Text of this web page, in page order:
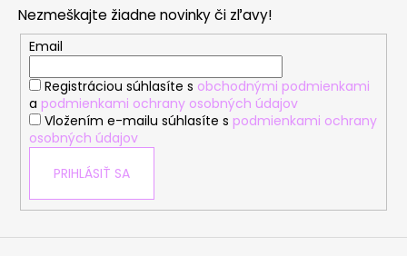
Nezmeškajte žiadne novinky či zľavy!
Email
Registráciou súhlasíte s obchodnými podmienkami
a podmienkami ochrany osobných údajov
Vložením e-mailu súhlasíte s podmienkami ochrany
osobných údajov
PRIHLÁSIŤ SA